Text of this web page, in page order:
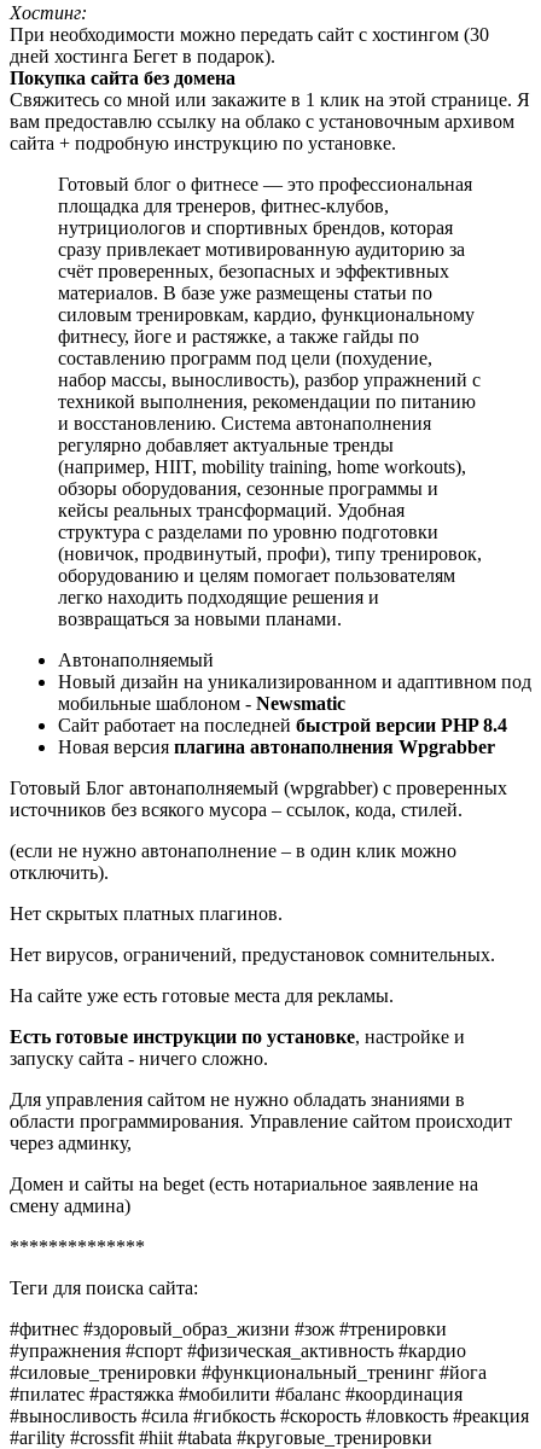
Хостинг:
При необходимости можно передать сайт с хостингом (30
дней хостинга Бегет в подарок).
Покупка сайта без домена
Свяжитесь со мной или закажите в 1 клик на этой странице. Я
вам предоставлю ссылку на облако с установочным архивом
сайта + подробную инструкцию по установке.
Готовый блог о фитнесе — это профессиональная
площадка для тренеров, фитнес-клубов,
нутрициологов и спортивных брендов, которая
сразу привлекает мотивированную аудиторию за
счёт проверенных, безопасных и эффективных
материалов. В базе уже размещены статьи по
силовым тренировкам, кардио, функциональному
фитнесу, йоге и растяжке, а также гайды по
составлению программ под цели (похудение,
набор массы, выносливость), разбор упражнений с
техникой выполнения, рекомендации по питанию
и восстановлению. Система автонаполнения
регулярно добавляет актуальные тренды
(например, HIIT, mobility training, home workouts),
обзоры оборудования, сезонные программы и
кейсы реальных трансформаций. Удобная
структура с разделами по уровню подготовки
(новичок, продвинутый, профи), типу тренировок,
оборудованию и целям помогает пользователям
легко находить подходящие решения и
возвращаться за новыми планами.
Автонаполняемый
Новый дизайн на уникализированном и адаптивном под
мобильные шаблоном - Newsmatic
Сайт работает на последней быстрой версии PHP 8.4
Новая версия плагина автонаполнения Wpgrabber
Готовый Блог автонаполняемый (wpgrabber) с проверенных
источников без всякого мусора – ссылок, кода, стилей.
(если не нужно автонаполнение – в один клик можно
отключить).
Нет скрытых платных плагинов.
Нет вирусов, ограничений, предустановок сомнительных.
На сайте уже есть готовые места для рекламы.
Есть готовые инструкции по установке, настройке и
запуску сайта - ничего сложно.
Для управления сайтом не нужно обладать знаниями в
области программирования. Управление сайтом происходит
через админку,
Домен и сайты на beget (есть нотариальное заявление на
смену админа)
**************
Теги для поиска сайта:
#фитнес #здоровый_образ_жизни #зож #тренировки
#упражнения #спорт #физическая_активность #кардио
#силовые_тренировки #функциональный_тренинг #йога
#пилатес #растяжка #мобилити #баланс #координация
#выносливость #сила #гибкость #скорость #ловкость #реакция
#агility #crossfit #hiit #tabata #круговые_тренировки